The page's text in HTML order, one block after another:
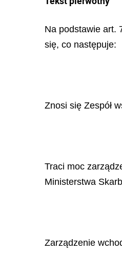
Na podstawie art.
się, co następuje:
Znosi się Zespół
Traci moc
Ministerstwa
Zarządzenie